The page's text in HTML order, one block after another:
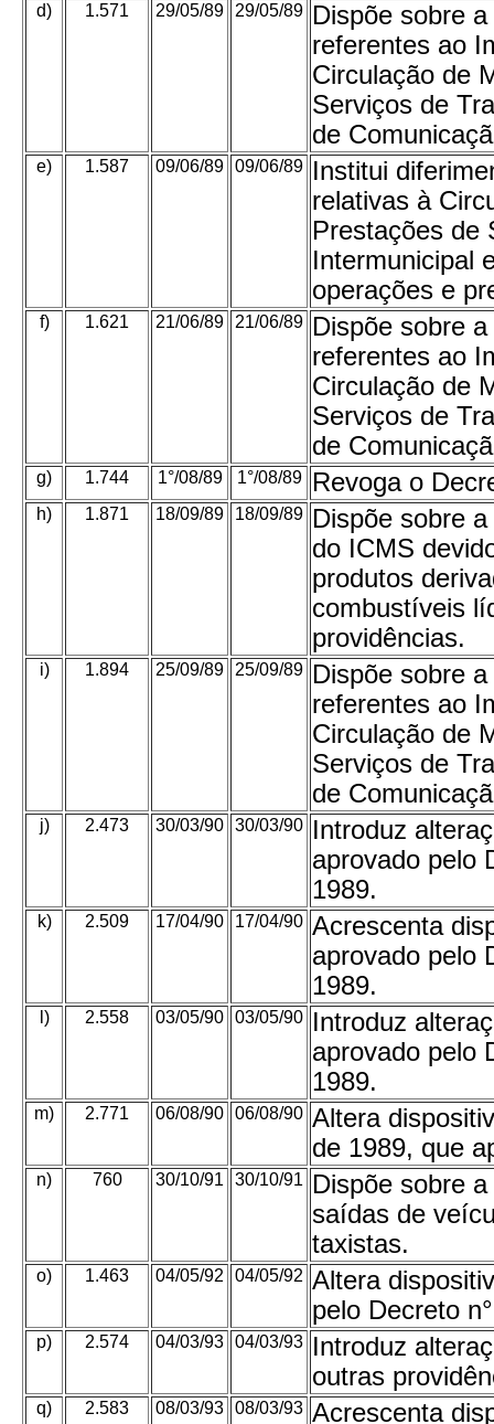
d) 1.571 29/05/89 29/05/89 Dispõe sobre
referentes ao
Circulação de
Serviços de
de
e) 1.587 09/06/89 09/06/89 Institui
relativas à
Prestações de
Intermunicipal
operações e
f) 1.621 21/06/89 21/06/89 Dispõe sobre
referentes ao
Circulação de
Serviços de
de
g) 1.744 1°/08/89 1°/08/89 Revoga o
h) 1.871 18/09/89 18/09/89 Dispõe sobre
do ICMS
produtos
combustíveis
providências.
i) 1.894 25/09/89 25/09/89 Dispõe sobre
referentes ao
Circulação de
Serviços de
de
j) 2.473 30/03/90 30/03/90 Introduz
aprovado pelo
1989.
k) 2.509 17/04/90 17/04/90 Acrescenta
aprovado pelo
1989.
l) 2.558 03/05/90 03/05/90 Introduz
aprovado pelo
1989.
m) 2.771 06/08/90 06/08/90 Altera
de 1989, que
n) 760 30/10/91 30/10/91
Dispõe sobre
saídas de
taxistas.
o) 1.463 04/05/92 04/05/92 Altera
pelo Decreto
p) 2.574 04/03/93 04/03/93 Introduz
outras
q) 2.583 08/03/93 08/03/93 Acrescenta